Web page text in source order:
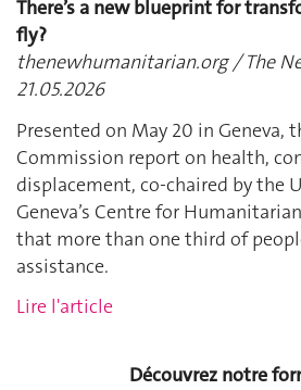
There’s a new blueprint for
fly?
thenewhumanitarian.org / The
21.05.2026
Presented on May 20 in Geneva,
Commission report on health,
displacement, co-chaired by the
Geneva’s Centre for
that more than one third of
assistance.
Lire l'article
Découvrez notre